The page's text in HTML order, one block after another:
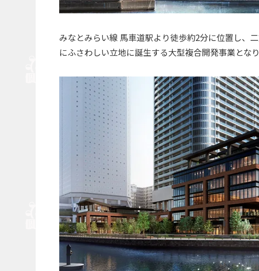
みなとみらい線 馬車道駅より徒歩約2分に位置し、
にふさわしい立地に誕生する大型複合開発事業となり